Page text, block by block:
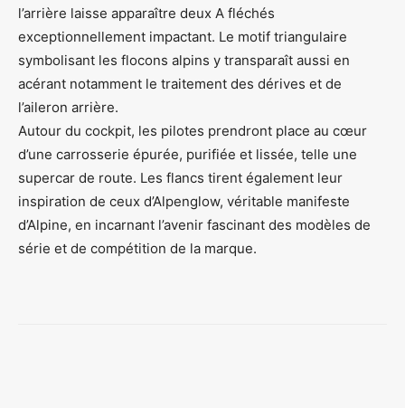
l’arrière laisse apparaître deux A fléchés
exceptionnellement impactant. Le motif triangulaire
symbolisant les flocons alpins y transparaît aussi en
acérant notamment le traitement des dérives et de
l’aileron arrière.
Autour du cockpit, les pilotes prendront place au cœur
d’une carrosserie épurée, purifiée et lissée, telle une
supercar de route. Les flancs tirent également leur
inspiration de ceux d’Alpenglow, véritable manifeste
d’Alpine, en incarnant l’avenir fascinant des modèles de
série et de compétition de la marque.